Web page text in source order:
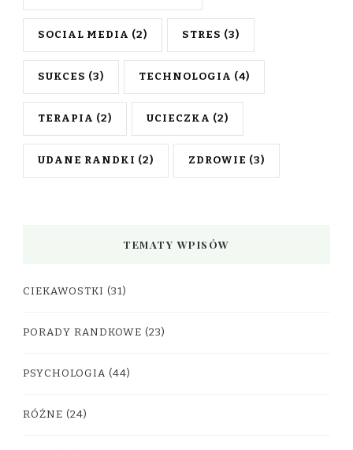
SOCIAL MEDIA (2) STRES (3)
SUKCES (3) TECHNOLOGIA (4)
TERAPIA (2) UCIECZKA (2)
UDANE RANDKI (2) ZDROWIE (3)
TEMATY WPISÓW
CIEKAWOSTKI (31)
PORADY RANDKOWE (23)
PSYCHOLOGIA (44)
RÓŻNE (24)